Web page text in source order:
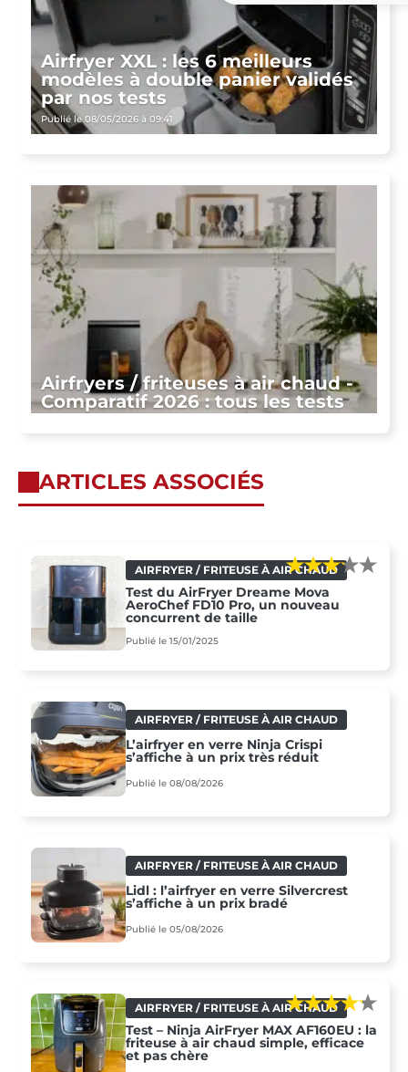
Airfryer XXL : les 6 meilleurs
modèles à double panier validés
par nos tests
Publié le 08/05/2026 à 09:41
Airfryers / friteuses à air chaud -
Comparatif 2026 : tous les tests
ARTICLES ASSOCIÉS
AIRFRYER / FRITEUSE À AIR CHAUD
Test du AirFryer Dreame Mova
AeroChef FD10 Pro, un nouveau
concurrent de taille
Publié le 15/01/2025
AIRFRYER / FRITEUSE À AIR CHAUD
L’airfryer en verre Ninja Crispi
s’affiche à un prix très réduit
Publié le 08/08/2026
AIRFRYER / FRITEUSE À AIR CHAUD
Lidl : l’airfryer en verre Silvercrest
s’affiche à un prix bradé
Publié le 05/08/2026
AIRFRYER / FRITEUSE À AIR CHAUD
Test – Ninja AirFryer MAX AF160EU : la
friteuse à air chaud simple, efficace
et pas chère